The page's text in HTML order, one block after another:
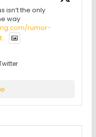
isn’t the only
way
rumor-